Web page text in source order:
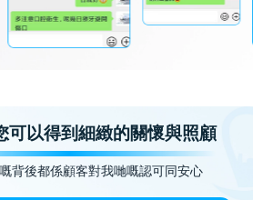
可以得到細緻的關懷與照顧
背後都係顧客對我哋嘅認可同安心